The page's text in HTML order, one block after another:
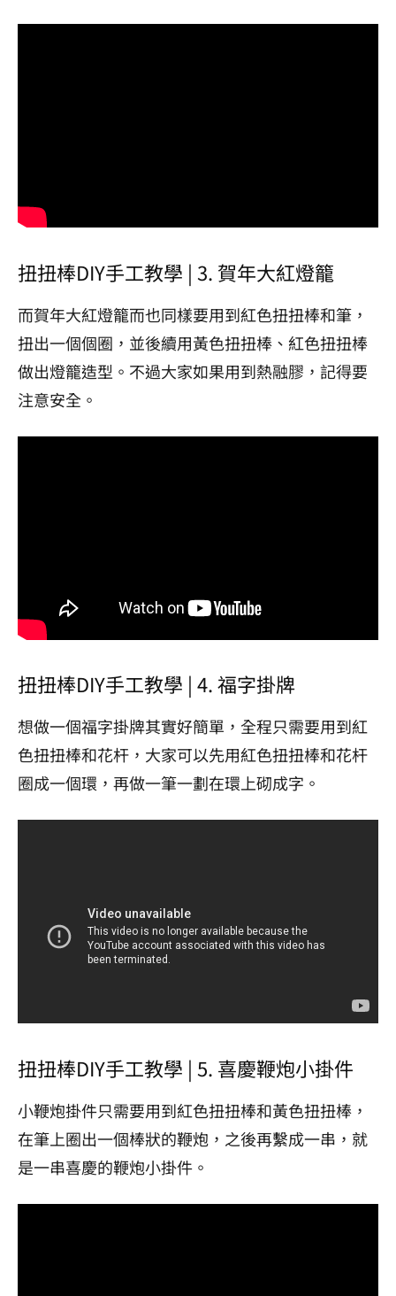
扭扭棒DIY手工教學 | 3. 賀年大紅燈籠
而賀年大紅燈籠而也同樣要用到紅色扭扭棒和筆，
扭出一個個圈，並後續用黃色扭扭棒、紅色扭扭棒
做出燈籠造型。不過大家如果用到熱融膠，記得要
注意安全。
扭扭棒DIY手工教學 | 4. 福字掛牌
想做一個福字掛牌其實好簡單，全程只需要用到紅
色扭扭棒和花杆，大家可以先用紅色扭扭棒和花杆
圈成一個環，再做一筆一劃在環上砌成字。
扭扭棒DIY手工教學 | 5. 喜慶鞭炮小掛件
小鞭炮掛件只需要用到紅色扭扭棒和黃色扭扭棒，
在筆上圈出一個棒狀的鞭炮，之後再繫成一串，就
是一串喜慶的鞭炮小掛件。